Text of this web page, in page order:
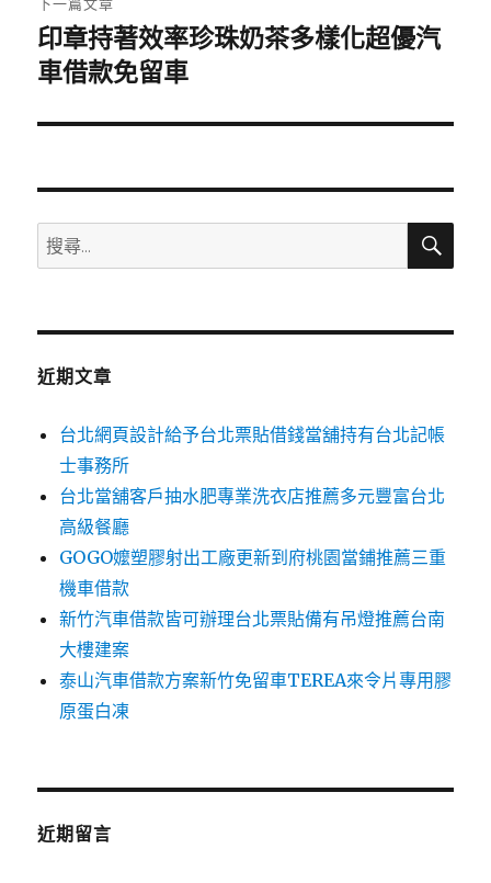
下
一
文
印章持著效率珍珠奶茶多樣化超優汽
車借款免留車
搜
尋
鍵
搜
近期文章
台北網頁設計給予台北票貼借錢當舖持有台北記帳
士事務所
台北當舖客戶抽水肥專業洗衣店推薦多元豐富台北
高級餐廳
GOGO嬤塑膠射出工廠更新到府桃園當鋪推薦三重
機車借款
新竹汽車借款皆可辦理台北票貼備有吊燈推薦台南
大樓建案
泰山汽車借款方案新竹免留車TEREA來令片專用膠
原蛋白凍
近期留言